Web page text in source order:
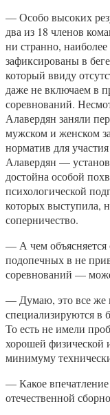
— Особо высоких
два из 18 членов
ни странно,
зафиксированы в
который ввиду
даже не включаем в
соревнований.
Алавердян заняли
мужском и женском
норматив для
Алавердян —
достойна особой
психологической
которых выступила,
соперничество.
— А чем объясняется
подопечных в не
соревнований —
— Думаю, это все же
специализируются в
То есть не имели
хорошей физической
минимуму
— Какое
отечественной